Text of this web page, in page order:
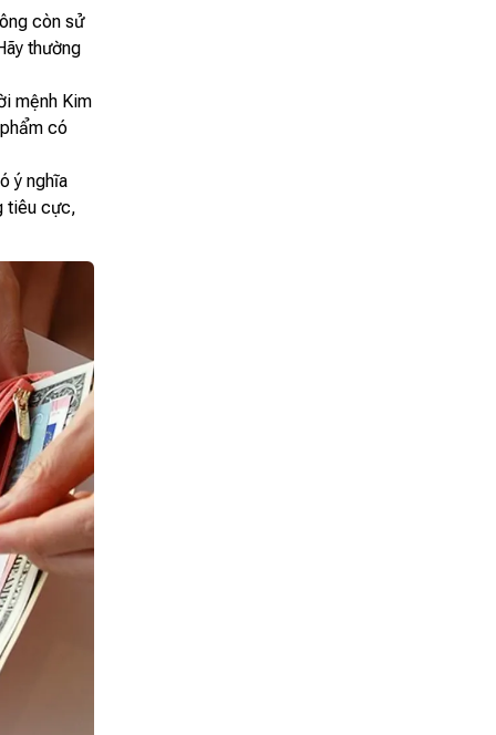
còn sử
thường
mệnh Kim
có
ý nghĩa
tiêu cực,